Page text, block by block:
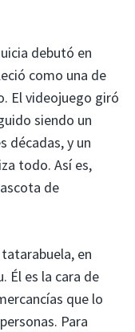
debutó en
como una de
El videojuego giró
siendo un
décadas, y un
todo. Así es,
de
en
Él es la cara de
que lo
Para